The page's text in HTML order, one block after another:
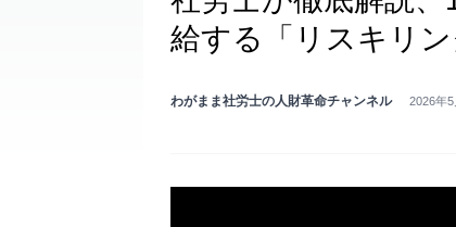
給する「リスキリ
わがまま社労士の人財革命チャンネル 2026年